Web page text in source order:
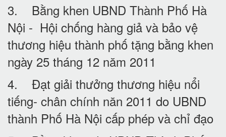
3. Bằng khen UBND Thành Phố Hà
Nội - Hội chống hàng giả và bảo vệ
thương hiệu thành phố tặng bằng khen
ngày 25 tháng 12 năm 2011
4. Đạt giải thưởng thương hiệu nổi
tiếng- chân chính năn 2011 do UBND
thành Phố Hà Nội cấp phép và chỉ đạo